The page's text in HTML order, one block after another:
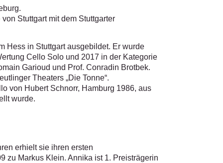
Stuttgart mit dem Stuttgarter
Hess in Stuttgart ausgebildet. Er wurde
Cello Solo und 2017 in der Kategorie
Garioud und Prof. Conradin Brotbek.
Theaters „Die Tonne“.
von Hubert Schnorr, Hamburg 1986, aus
wurde.
erhielt sie ihren ersten
zu Markus Klein. Annika ist 1. Preisträgerin